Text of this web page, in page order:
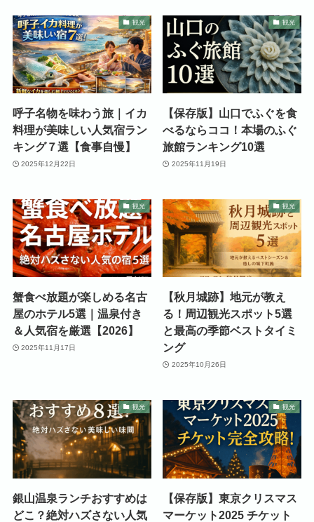
観光
呼子名物を味わう旅｜イカ
料理が美味しい人気宿ラン
キング７選【食事自慢】
2025年12月22日
観光
【保存版】山口でふぐを食
べるならココ！本場のふぐ
旅館ランキング10選
2025年11月19日
観光
蟹食べ放題が楽しめる名古
屋のホテル5選｜温泉付き
＆人気宿を厳選【2026】
2025年11月17日
観光
【秋月城跡】地元が教え
る！周辺観光スポット5選
と最高の季節ベストタイミ
ング
2025年10月26日
観光
銀山温泉ランチおすすめは
どこ？絶対ハズさない人気
観光
【保存版】東京クリスマス
マーケット2025 チケット